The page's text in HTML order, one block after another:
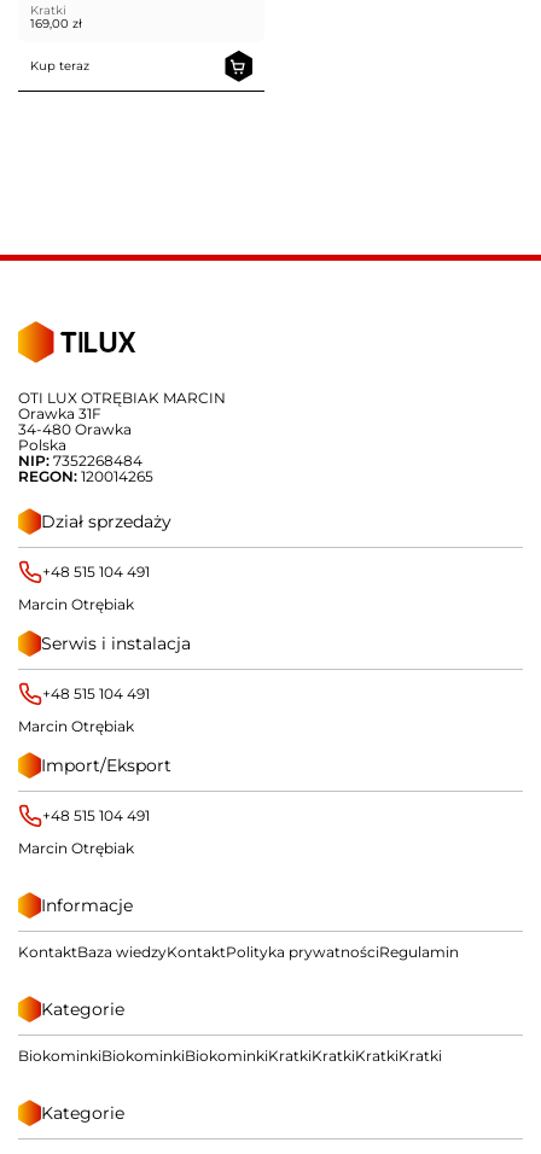
Kratki
169,00 zł
Kup teraz
OTI LUX OTRĘBIAK MARCIN
Orawka 31F
34-480 Orawka
Polska
NIP: 7352268484
REGON: 120014265
Dział sprzedaży
+48 515 104 491
Marcin Otrębiak
Serwis i instalacja
+48 515 104 491
Marcin Otrębiak
Import/Eksport
+48 515 104 491
Marcin Otrębiak
Informacje
KontaktBaza wiedzyKontaktPolityka prywatnościRegulamin
Kategorie
BiokominkiBiokominkiBiokominkiKratkiKratkiKratkiKratki
Kategorie